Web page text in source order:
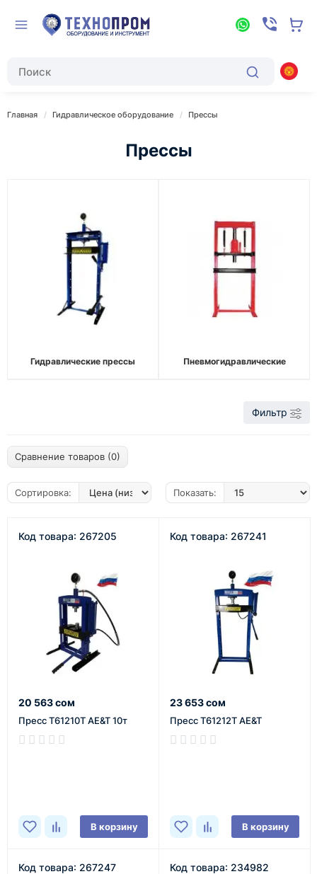
Главная Гидравлическое оборудование Прессы
Прессы
Гидравлические прессы Пневмогидравлические
Фильтр
Сравнение товаров (0)
Сортировка: Показать:
Код товара: 267205
20 563 сом
Пресс T61210T AE&T 10т
В корзину
Код товара: 267241
23 653 сом
Пресс T61212T AE&T
В корзину
Код товара: 267247 Код товара: 234982